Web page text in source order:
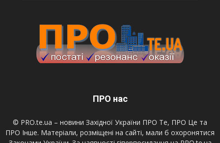
ПРО нас
© PRO.te.ua – новини Західної України ПРО Те, ПРО Це та
ПРО Інше. Матеріали, розміщені на сайті, мали б охоронятися